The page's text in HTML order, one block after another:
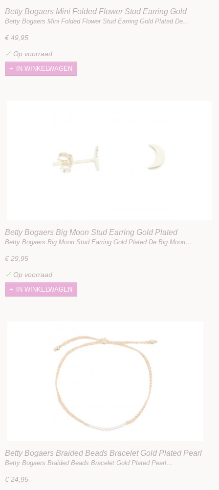
Betty Bogaers Mini Folded Flower Stud Earring Gold
Plated
Betty Bogaers Mini Folded Flower Stud Earring Gold Plated De…
€ 49,95
✓ Op voorraad
IN WINKELWAGEN
Betty Bogaers Big Moon Stud Earring Gold Plated
Betty Bogaers Big Moon Stud Earring Gold Plated De Big Moon…
€ 29,95
✓ Op voorraad
IN WINKELWAGEN
Betty Bogaers Braided Beads Bracelet Gold Plated Pearl
Betty Bogaers Braided Beads Bracelet Gold Plated Pearl…
€ 24,95